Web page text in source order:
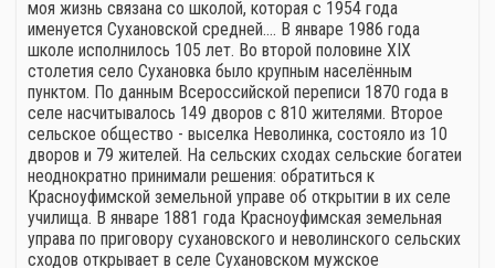
моя жизнь связана со школой, которая с 1954 года
именуется Сухановской средней.… В январе 1986 года
школе исполнилось 105 лет. Во второй половине XIX
столетия село Сухановка было крупным населённым
пунктом. По данным Всероссийской переписи 1870 года в
селе насчитывалось 149 дворов с 810 жителями. Второе
сельское общество - выселка Неволинка, состояло из 10
дворов и 79 жителей. На сельских сходах сельские богатеи
неоднократно принимали решения: обратиться к
Красноуфимской земельной управе об открытии в их селе
училища. В январе 1881 года Красноуфимская земельная
управа по приговору сухановского и неволинского сельских
сходов открывает в селе Сухановском мужское